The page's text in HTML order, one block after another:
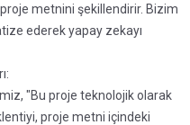
metnini şekillendirir. Bizim
ederek yapay zekayı
"Bu proje teknolojik olarak
proje metni içindeki